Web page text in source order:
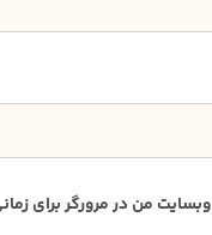
وبسایت من در مرورگر برای